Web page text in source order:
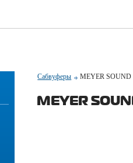
Сабвуферы MEYER
MEYER